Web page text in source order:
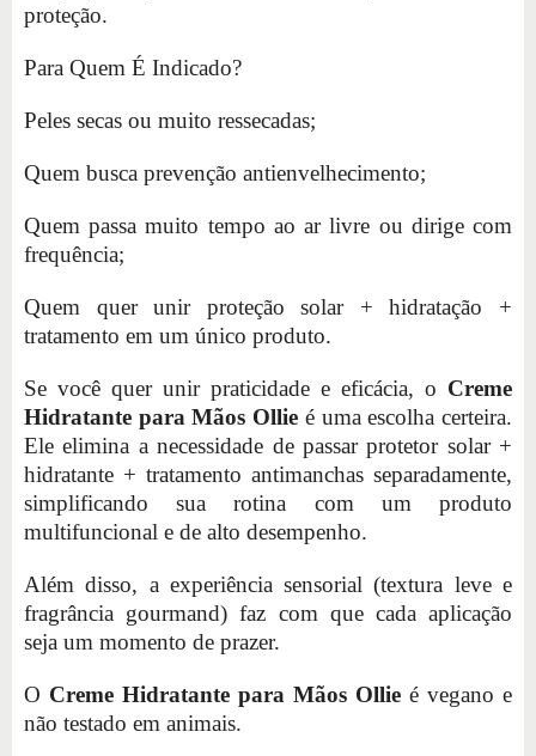
proteção.
Para Quem É Indicado?
Peles secas ou muito ressecadas;
Quem busca prevenção antienvelhecimento;
Quem passa muito tempo ao ar livre ou dirige com
frequência;
Quem quer unir proteção solar + hidratação +
tratamento em um único produto.
Se você quer unir praticidade e eficácia, o Creme
Hidratante para Mãos Ollie é uma escolha certeira.
Ele elimina a necessidade de passar protetor solar +
hidratante + tratamento antimanchas separadamente,
simplificando sua rotina com um produto
multifuncional e de alto desempenho.
Além disso, a experiência sensorial (textura leve e
fragrância gourmand) faz com que cada aplicação
seja um momento de prazer.
O Creme Hidratante para Mãos Ollie é vegano e
não testado em animais.